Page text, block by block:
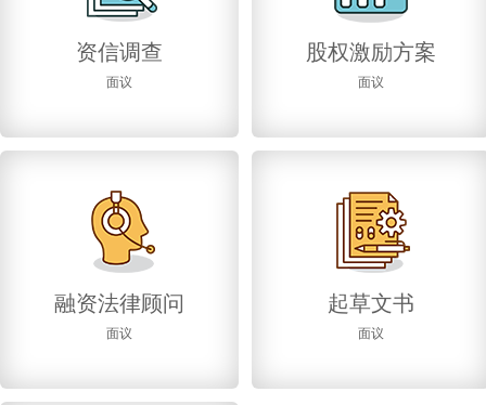
资信调查
面议
股权激励方案
面议
融资法律顾问
面议
起草文书
面议